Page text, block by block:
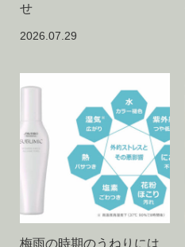
せ
2026.07.29
梅雨の時期のうねりには